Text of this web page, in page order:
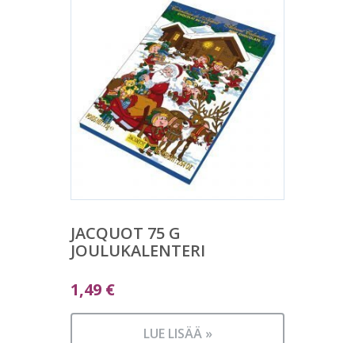
JACQUOT 75 G
JOULUKALENTERI
1,49 €
LUE LISÄÄ »